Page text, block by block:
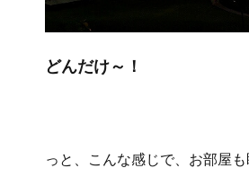
どんだけ～！
っと、こんな感じで、お部屋も